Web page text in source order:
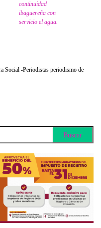
continuidad
ibaguereña con
servicio el agua.
Social -Periodistas periodismo de